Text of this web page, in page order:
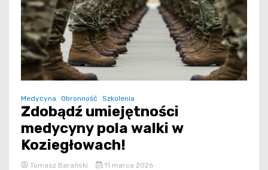
Medycyna Obronność Szkolenia
Zdobądź umiejętności
medycyny pola walki w
Koziegłowach!
Tomasz Barański 11 marca 2026